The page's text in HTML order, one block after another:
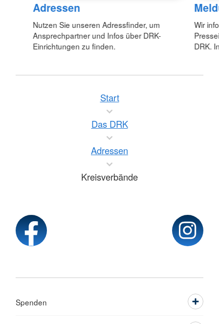
Adressen
Nutzen Sie unseren Adressfinder, um
Ansprechpartner und Infos über DRK-
Einrichtungen zu finden.
Wir
DRK.
Start
Das DRK
Adressen
Kreisverbände
Spenden